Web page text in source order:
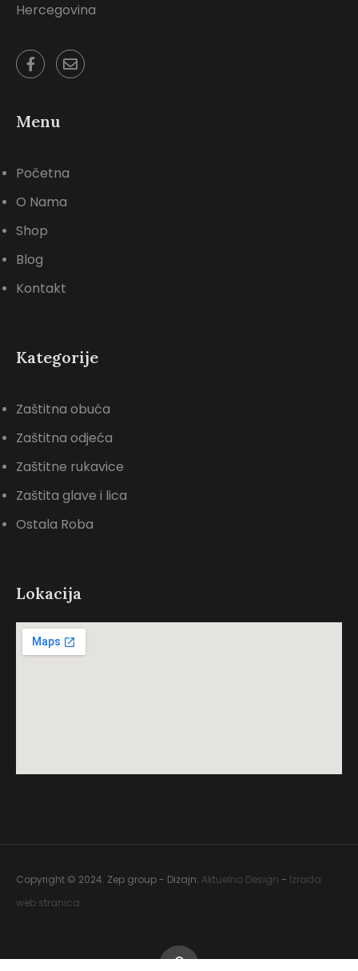
Hercegovina
Menu
Početna
O Nama
Shop
Blog
Kontakt
Kategorije
Zaštitna obuća
Zaštitna odjeća
Zaštitne rukavice
Zaštita glave i lica
Ostala Roba
Lokacija
Copyright © 2024. Zep group - Dizajn: Aktuelno Design - Izrada
web stranica